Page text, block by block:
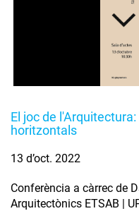
El joc de
horitzontals
13 d’oct. 2022
Conferència a càrrec de
Arquitectònics ETSAB |